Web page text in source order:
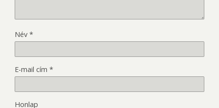
Név *
E-mail cím *
Honlap